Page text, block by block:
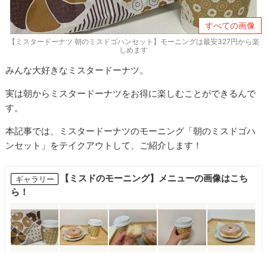
すべての画像
【ミスタードーナツ 朝のミスドゴハンセット】モーニングは最安327円から楽
しめます
みんな大好きなミスタードーナツ。
実は朝からミスタードーナツをお得に楽しむことができるんで
す。
本記事では、ミスタードーナツのモーニング「朝のミスドゴハ
ンセット」をテイクアウトして、ご紹介します！
ギャラリー
【ミスドのモーニング】メニューの画像はこち
ら！